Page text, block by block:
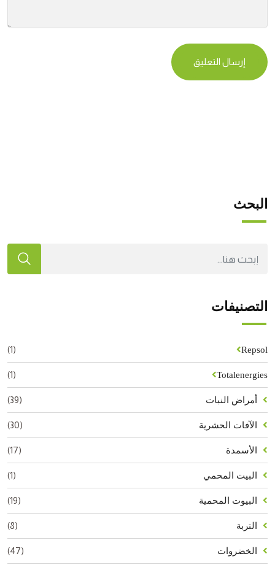
البحث
التصنيفات
Repsol
(1)
Totalenergies
(1)
أمراض النبات (39)
الآفات الحشرية (30)
الأسمدة (17)
البيت المحمي (1)
البيوت المحمية (19)
التربة (8)
الخضروات (47)